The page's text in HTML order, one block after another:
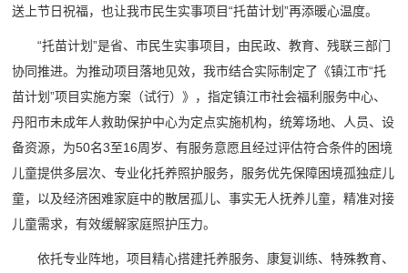
送上节日祝福，也让我市民生实事项目“托苗计划”再添暖心温度。
“托苗计划”是省、市民生实事项目，由民政、教育、残联三部门
协同推进。为推动项目落地见效，我市结合实际制定了《镇江市“托
苗计划”项目实施方案（试行）》，指定镇江市社会福利服务中心、
丹阳市未成年人救助保护中心为定点实施机构，统筹场地、人员、设
备资源，为50名3至16周岁、有服务意愿且经过评估符合条件的困境
儿童提供多层次、专业化托养照护服务，服务优先保障困境孤独症儿
童，以及经济困难家庭中的散居孤儿、事实无人抚养儿童，精准对接
儿童需求，有效缓解家庭照护压力。
依托专业阵地，项目精心搭建托养服务、康复训练、特殊教育、